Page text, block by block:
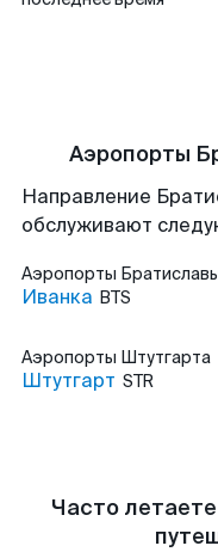
Аэропорты
Направление
обслуживают
Аэропорты
Иванка BTS
Аэропорты Штутгарта
Штутгарт STR
Часто